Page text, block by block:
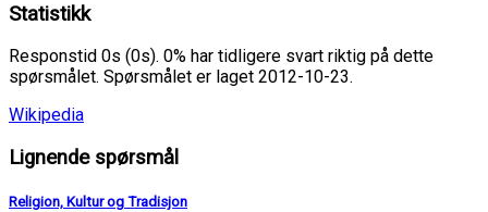
Statistikk
Responstid 0s (0s). 0% har tidligere svart riktig på dette
spørsmålet. Spørsmålet er laget 2012-10-23.
Wikipedia
Lignende spørsmål
Religion, Kultur og Tradisjon